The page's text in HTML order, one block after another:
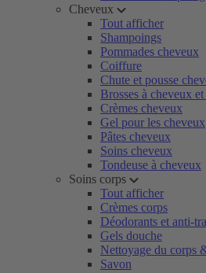
Cheveux
Tout afficher
Shampoings
Pommades cheveux
Coiffure
Chute et pousse
Brosses à cheveux
Crèmes cheveux
Gel pour les cheveux
Pâtes cheveux
Soins cheveux
Tondeuse à cheveux
Soins corps
Tout afficher
Crèmes corps
Déodorants et anti-
Gels douche
Nettoyage du corps
Savon